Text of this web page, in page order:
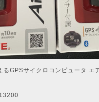
るGPSサイクロコンピュータ エ